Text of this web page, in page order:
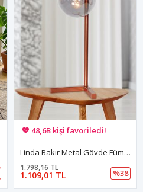
🚚 Hızlı teslimat yapılıyor!
💖 48,6B kişi favoriledi!
💸 Sepette 100 TL indirim!
Linda Bakır Metal Gövde Füme Camlı Tasarım Lüx Masa Lambası
1.109,01 TL
1.798,16 TL
%38